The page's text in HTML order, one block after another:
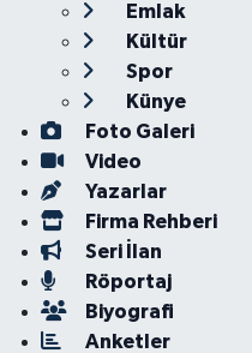
Emlak
Kültür
Spor
Künye
Foto Galeri
Video
Yazarlar
Firma Rehberi
Seri İlan
Röportaj
Biyografi
Anketler